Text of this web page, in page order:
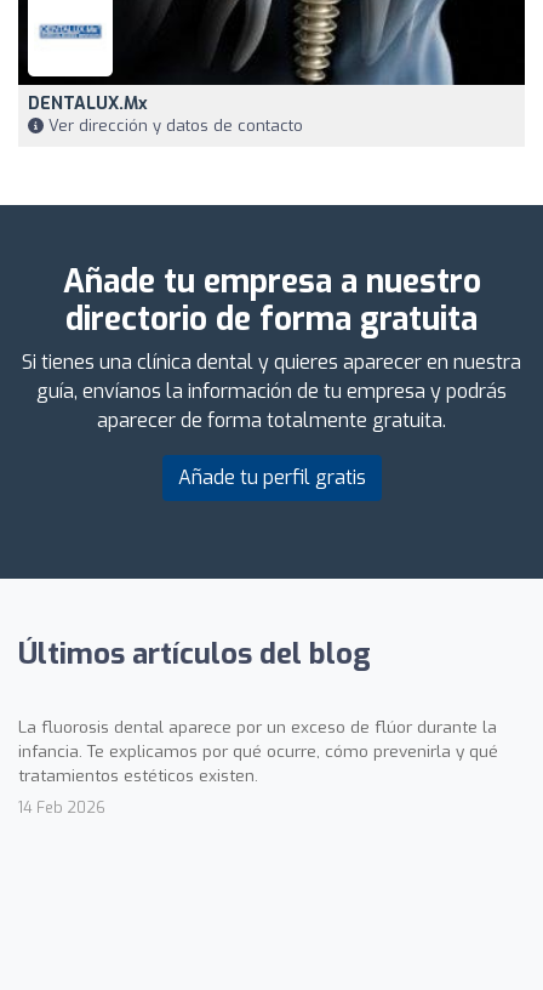
DENTALUX.Mx
Ver dirección y datos de contacto
Añade tu empresa a nuestro
directorio de forma gratuita
Si tienes una clínica dental y quieres aparecer en nuestra
guía, envíanos la información de tu empresa y podrás
aparecer de forma totalmente gratuita.
Añade tu perfil gratis
Últimos artículos del blog
La fluorosis dental aparece por un exceso de flúor durante la
infancia. Te explicamos por qué ocurre, cómo prevenirla y qué
tratamientos estéticos existen.
14 Feb 2026